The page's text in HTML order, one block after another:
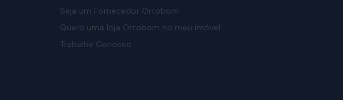
Seja um Fornecedor Ortobom
Quero uma loja Ortobom no meu imóvel
Trabalhe Conosco